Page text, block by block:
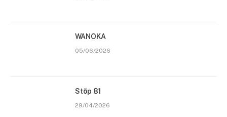
WANOKA
05/06/2026
Stōp 81
29/04/2026